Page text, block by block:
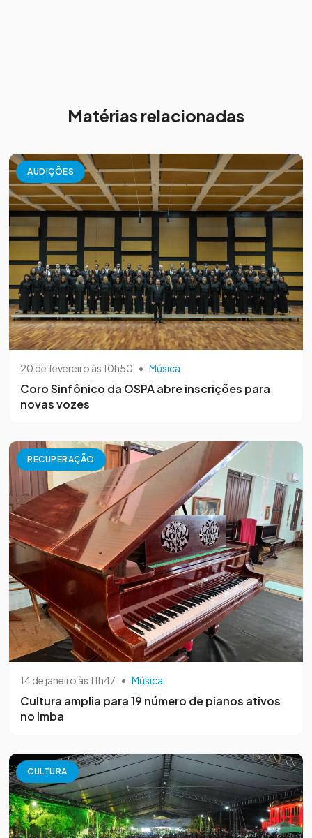
Matérias relacionadas
AUDIÇÕES
20 de fevereiro às 10h50 • Música
Coro Sinfônico da OSPA abre inscrições para
novas vozes
RECUPERAÇÃO
14 de janeiro às 11h47 • Música
Cultura amplia para 19 número de pianos ativos
no Imba
CULTURA